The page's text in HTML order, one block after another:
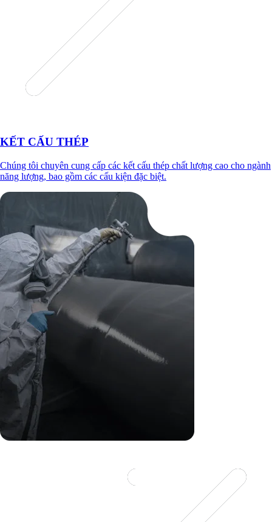
KẾT CẤU THÉP
Chúng tôi chuyên cung cấp các kết cấu thép chất lượng cao cho ngành
năng lượng, bao gồm các cấu kiện đặc biệt.